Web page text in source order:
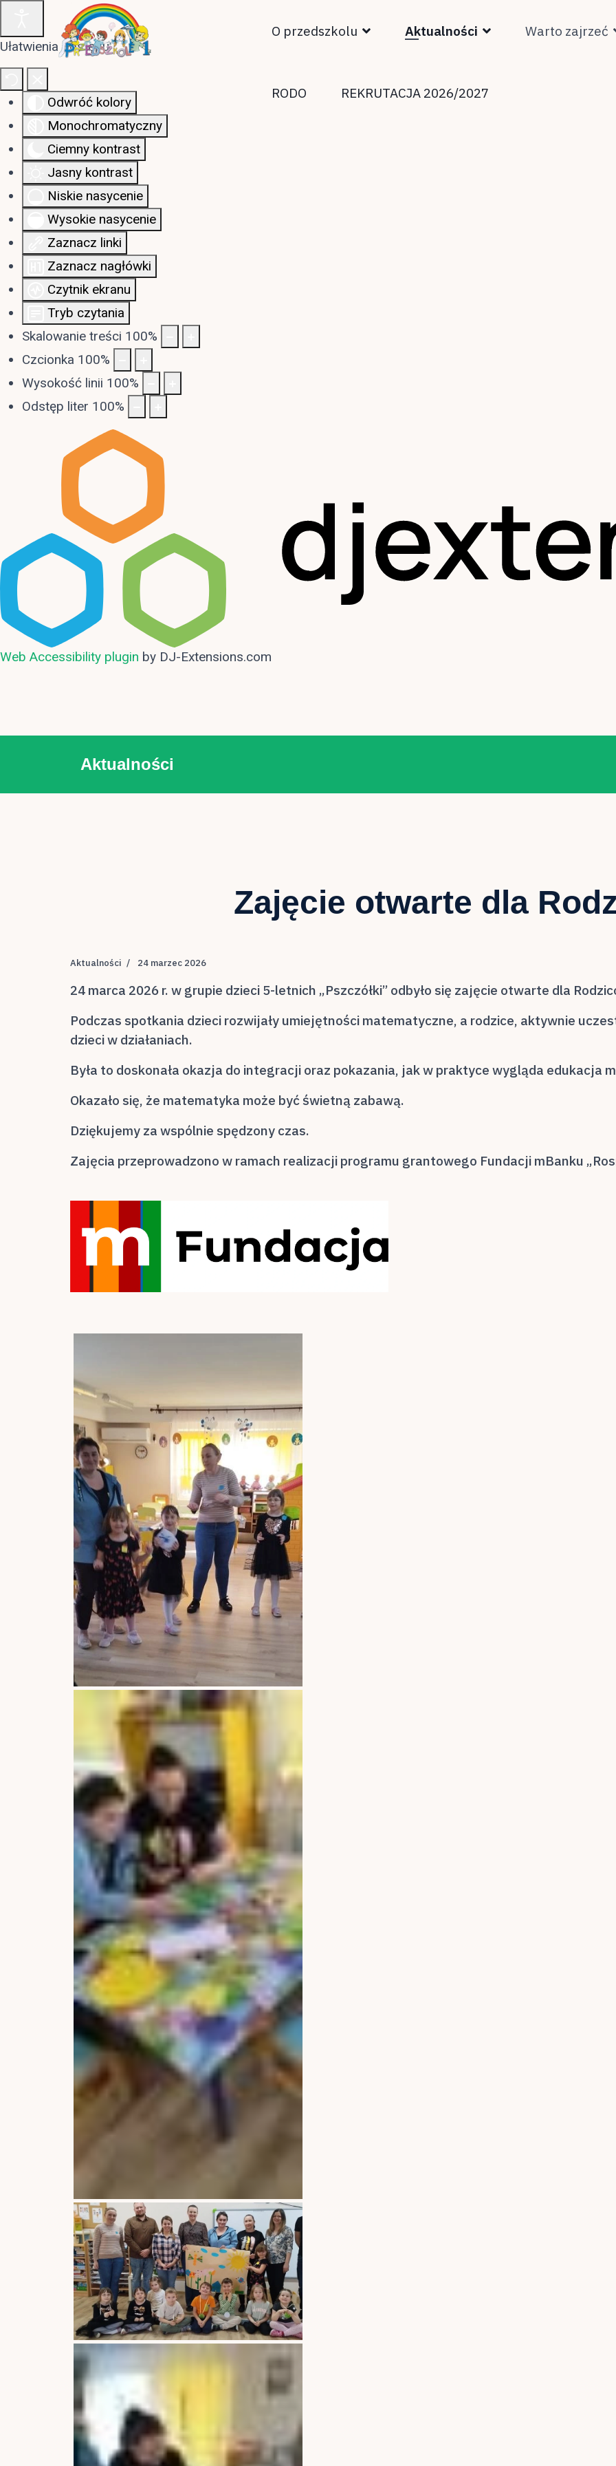
Ułatwienia dostępu
Odwróć kolory
Monochromatyczny
Ciemny kontrast
Jasny kontrast
Niskie nasycenie
Wysokie nasycenie
Zaznacz linki
Zaznacz nagłówki
Czytnik ekranu
Tryb czytania
Skalowanie treści 100%
Czcionka 100%
Wysokość linii 100%
Odstęp liter 100%
Web Accessibility plugin by DJ-Extensions.com
O przedszkolu Aktualności Warto zajrzeć
RODO REKRUTACJA 2026/2027
Aktualności
Zajęcie otwarte dla
Aktualności 24 marzec 2026
24 marca 2026 r. w grupie dzieci 5-letnich „Pszczółki” odbyło się zajęcie otwarte dla
Podczas spotkania dzieci rozwijały umiejętności matematyczne, a rodzice, aktywnie
dzieci w działaniach.
Była to doskonała okazja do integracji oraz pokazania, jak w praktyce wygląda edukacja
Okazało się, że matematyka może być świetną zabawą.
Dziękujemy za wspólnie spędzony czas.
Zajęcia przeprowadzono w ramach realizacji programu grantowego Fundacji mBanku